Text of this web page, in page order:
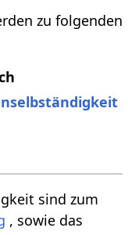
zu folgenden
sind zum
, sowie das